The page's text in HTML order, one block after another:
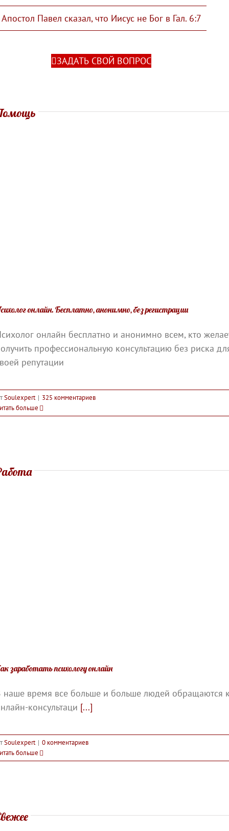
Апостол Павел сказал, что Иисус не Бог в Гал. 6:7
ЗАДАТЬ СВОЙ ВОПРОС
онлайн. Бесплатно, анонимно, без регистрации
онлайн бесплатно и анонимно всем, кто
профессиональную консультацию без риска
репутации
Soulexpert | 325 комментариев
больше
заработать психологу онлайн
наше время все больше и больше людей обращаются
консультаци [...]
Soulexpert | 0 комментариев
больше